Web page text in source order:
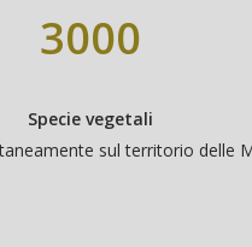
3000
Specie vegetali
sul territorio delle